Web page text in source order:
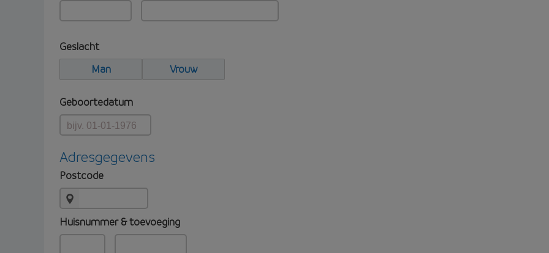
Geslacht
Man
Vrouw
Geboortedatum
Adresgegevens
Postcode
Huisnummer & toevoeging